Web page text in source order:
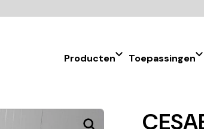
Producten Toepassingen